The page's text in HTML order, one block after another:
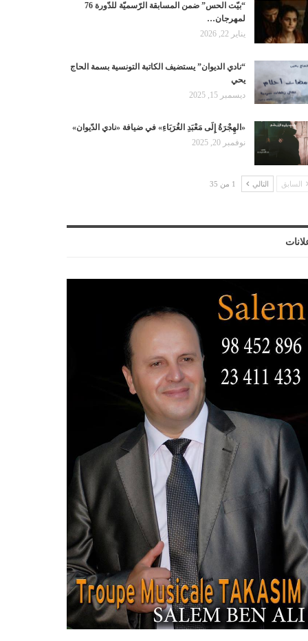
“بيّت الحس” ضمن المسابقة الرّسميّة للدّورة 76
لمهرجان…
يناير 22, 2026
“نادي الديوان” يستضيف الكاتبة التونسية بسمة الحاج
يحي
ديسمبر 15, 2025
«الهِجْرَةُ إِلَى مَعْبَدِ الغُرَبَاءِ» في ضيافة «نادي الدّيوان»
نوفمبر 20, 2025
السابق التالي 1 من 35